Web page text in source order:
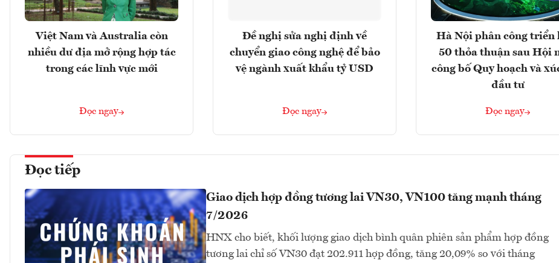
Việt Nam và Australia còn
nhiều dư địa mở rộng hợp tác
trong các lĩnh vực mới
Đọc ngay
Đề nghị sửa nghị định về
chuyển giao công nghệ để bảo
vệ ngành xuất khẩu tỷ USD
Đọc ngay
Hà Nội phân công triển
50 thỏa thuận sau Hội
công bố Quy hoạch và
đầu tư
Đọc ngay
Đọc tiếp
Giao dịch hợp đồng tương lai VN30, VN100 tăng mạnh tháng
7/2026
HNX cho biết, khối lượng giao dịch bình quân phiên sản phẩm hợp đồng
tương lai chỉ số VN30 đạt 202.911 hợp đồng, tăng 20,09% so với tháng